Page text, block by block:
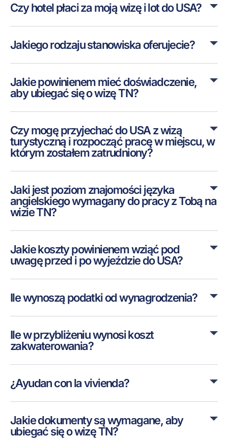
Czy hotel płaci za moją wizę i lot do USA?
Jakiego rodzaju stanowiska oferujecie?
Jakie powinienem mieć doświadczenie,
aby ubiegać się o wizę TN?
Czy mogę przyjechać do USA z wizą
turystyczną i rozpocząć pracę w miejscu, w
którym zostałem zatrudniony?
Jaki jest poziom znajomości języka
angielskiego wymagany do pracy z Tobą na
wizie TN?
Jakie koszty powinienem wziąć pod
uwagę przed i po wyjeździe do USA?
Ile wynoszą podatki od wynagrodzenia?
Ile w przybliżeniu wynosi koszt
zakwaterowania?
¿Ayudan con la vivienda?
Jakie dokumenty są wymagane, aby
ubiegać się o wizę TN?